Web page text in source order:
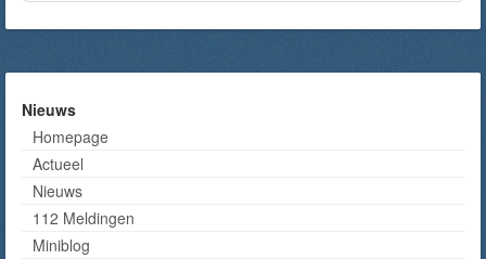
Nieuws
Homepage
Actueel
Nieuws
112 Meldingen
Miniblog